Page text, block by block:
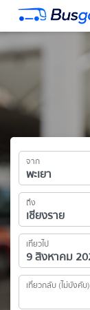
จาก
ถึง
เที่ยวไป
เที่ยวกลับ (ไม่บังคับ)